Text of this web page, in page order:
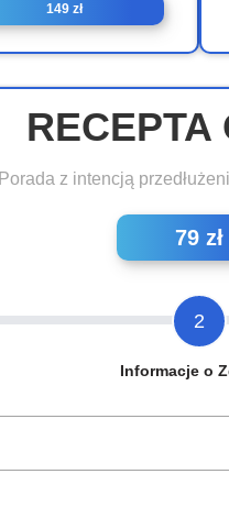
149 zł
RECEPTA
Porada z intencją
79 zł
2
Informacje o